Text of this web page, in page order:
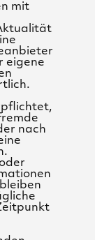
mit
eigene
nach